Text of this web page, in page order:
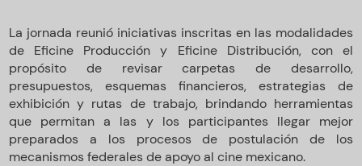
La jornada reunió iniciativas inscritas en las modalidades
de Eficine Producción y Eficine Distribución, con el
propósito de revisar carpetas de desarrollo,
presupuestos, esquemas financieros, estrategias de
exhibición y rutas de trabajo, brindando herramientas
que permitan a las y los participantes llegar mejor
preparados a los procesos de postulación de los
mecanismos federales de apoyo al cine mexicano.